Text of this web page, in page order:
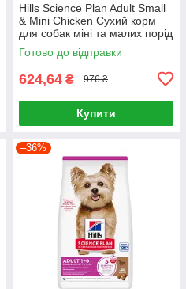
Hills Science Plan Adult Small
& Mini Chicken Сухий корм
для собак міні та малих порід
із куркою 1,5 кг
Готово до відправки
624,64 ₴ 976 ₴
Купити
–36%